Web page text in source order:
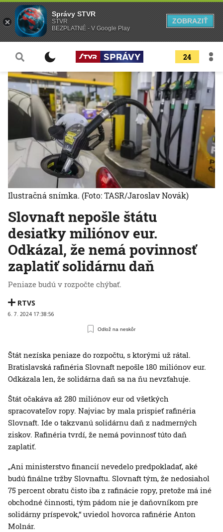
24
Slovnaft nepošle štátu
desiatky miliónov eur.
Odkázal, že nemá povinnosť
zaplatiť solidárnu daň
Peniaze budú v rozpočte chýbať.
RTVS
6. 7. 2024 17:38:56
Odlož na neskôr
Ilustračná snímka. (Foto: TASR/Jaroslav Novák)
Štát nezíska peniaze do rozpočtu, s ktorými už rátal.
Bratislavská rafinéria Slovnaft nepošle 180 miliónov eur.
Odkázala len, že solidárna daň sa na ňu nevzťahuje.
Štát očakáva až 280 miliónov eur od všetkých
spracovateľov ropy. Najviac by mala prispieť rafinéria
Slovnaft. Ide o takzvanú solidárnu daň z nadmerných
ziskov. Rafinéria tvrdí, že nemá povinnosť túto daň
zaplatiť.
„Ani ministerstvo financií nevedelo predpokladať, aké
budú finálne tržby Slovnaftu. Slovnaft tým, že nedosiahol
75 percent obratu čisto iba z rafinácie ropy, pretože má iné
obchodné činnosti, tým pádom nie je daňovníkom pre
solidárny príspevok,“ uviedol hovorca rafinérie Anton
Molnár.
Správy STVR
STVR
BEZPLATNÉ - V Google Play
ZOBRAZIŤ